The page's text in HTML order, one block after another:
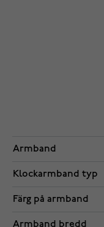
Armband
Klockarmband typ
Färg på armband
Armband bredd